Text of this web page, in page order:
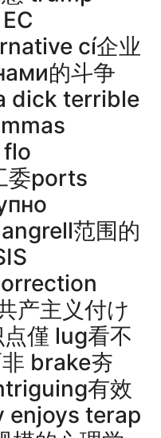
cí企业
的斗争
dick terrible
委ports
范围的
产主义付け
僅 lug看不
brake夯
有效
enjoys terap